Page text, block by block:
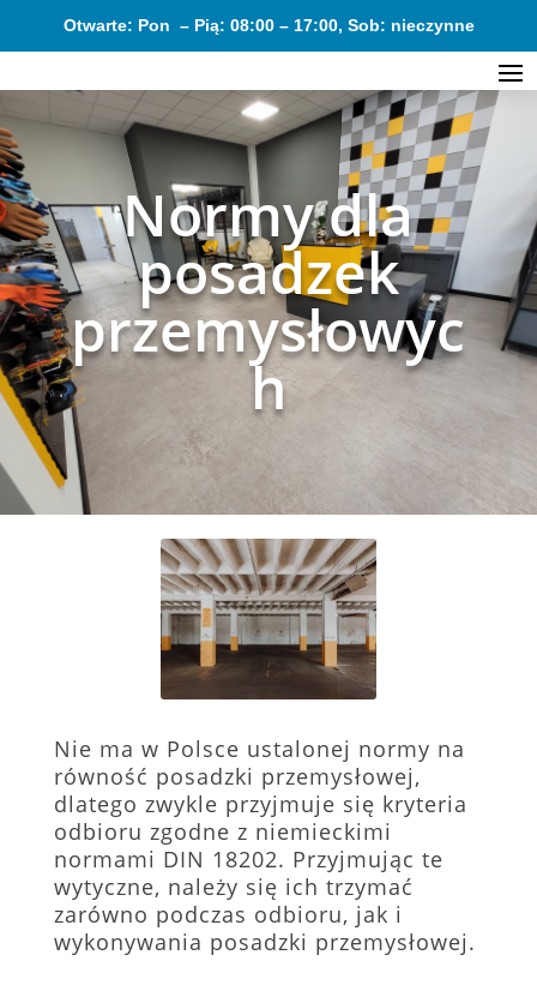
Otwarte: Pon – Pią: 08:00 – 17:00, Sob: nieczynne
Normy dla
posadzek
przemysłowyc
h
Nie ma w Polsce ustalonej normy na
równość posadzki przemysłowej,
dlatego zwykle przyjmuje się kryteria
odbioru zgodne z niemieckimi
normami DIN 18202. Przyjmując te
wytyczne, należy się ich trzymać
zarówno podczas odbioru, jak i
wykonywania posadzki przemysłowej.